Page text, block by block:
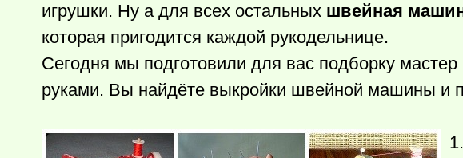
игрушки. Ну а для всех остальных швейная
которая пригодится каждой рукодельнице.
Сегодня мы подготовили для вас подборку
руками. Вы найдёте выкройки швейной машины и
1.